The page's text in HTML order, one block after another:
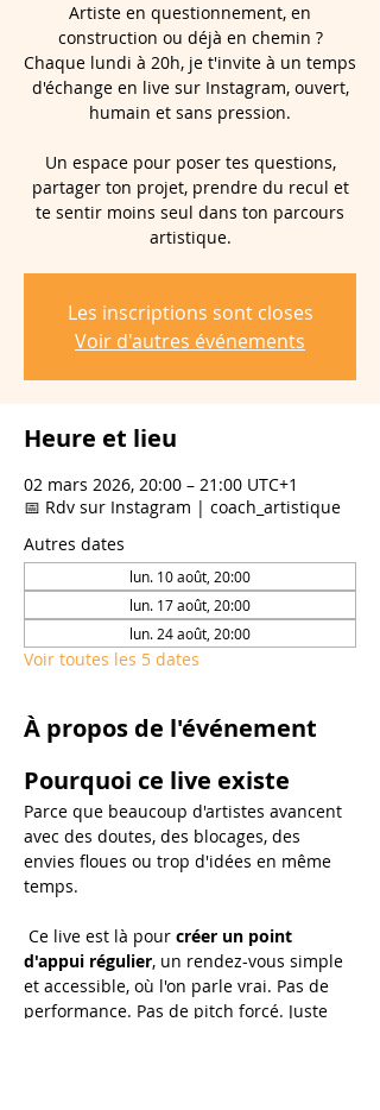
Artiste en questionnement, en
construction ou déjà en chemin ?
Chaque lundi à 20h, je t'invite à un temps
d'échange en live sur Instagram, ouvert,
humain et sans pression.
Un espace pour poser tes questions,
partager ton projet, prendre du recul et
te sentir moins seul dans ton parcours
artistique.
Les inscriptions sont closes
Voir d'autres événements
Heure et lieu
02 mars 2026, 20:00 – 21:00 UTC+1
📅 Rdv sur Instagram | coach_artistique
Autres dates
lun. 10 août, 20:00
lun. 17 août, 20:00
lun. 24 août, 20:00
Voir toutes les 5 dates
À propos de l'événement
Pourquoi ce live existe
Parce que beaucoup d'artistes avancent
avec des doutes, des blocages, des
envies floues ou trop d'idées en même
temps.
Ce live est là pour créer un point
d'appui régulier, un rendez-vous simple
et accessible, où l'on parle vrai. Pas de
performance. Pas de pitch forcé. Juste